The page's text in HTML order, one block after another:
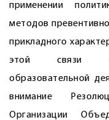
применении
методов
прикладного
этой связи
образовательной
внимание
Организации